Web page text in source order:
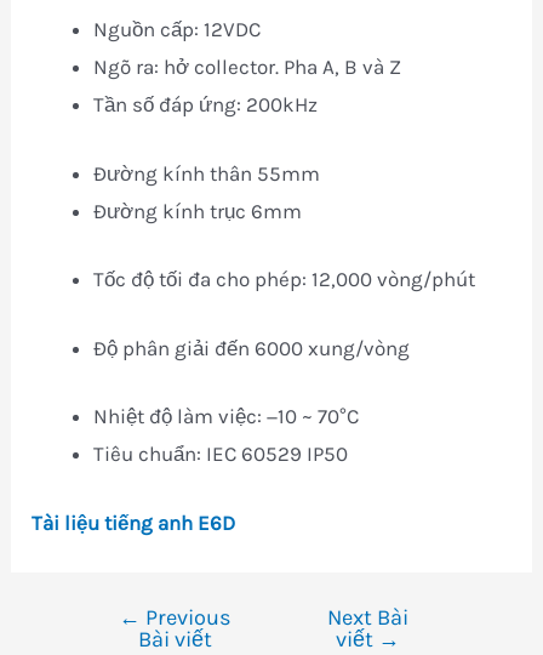
Nguồn cấp: 12VDC
Ngõ ra: hở collector. Pha A, B và Z
Tần số đáp ứng: 200kHz
Đường kính thân 55mm
Đường kính trục 6mm
Tốc độ tối đa cho phép: 12,000 vòng/phút
Độ phân giải đến 6000 xung/vòng
Nhiệt độ làm việc: −10 ~ 70°C
Tiêu chuẩn: IEC 60529 IP50
Tài liệu tiếng anh E6D
← Previous
Bài viết
Next Bài
viết →